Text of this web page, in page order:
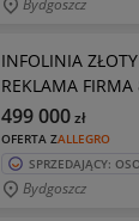
Bydgoszcz
INFOLINIA
REKLAMA
OFERTA ZALLEGRO
499 000zł
SPRZEDAJĄCY:
Bydgoszcz